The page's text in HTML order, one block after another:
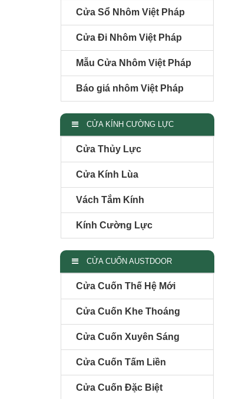
Cửa Sổ Nhôm Việt Pháp
Cửa Đi Nhôm Việt Pháp
Mẫu Cửa Nhôm Việt Pháp
Báo giá nhôm Việt Pháp
CỬA KÍNH CƯỜNG LỰC
Cửa Thủy Lực
Cửa Kính Lùa
Vách Tắm Kính
Kính Cường Lực
CỬA CUỐN AUSTDOOR
Cửa Cuốn Thế Hệ Mới
Cửa Cuốn Khe Thoáng
Cửa Cuốn Xuyên Sáng
Cửa Cuốn Tấm Liền
Cửa Cuốn Đặc Biệt